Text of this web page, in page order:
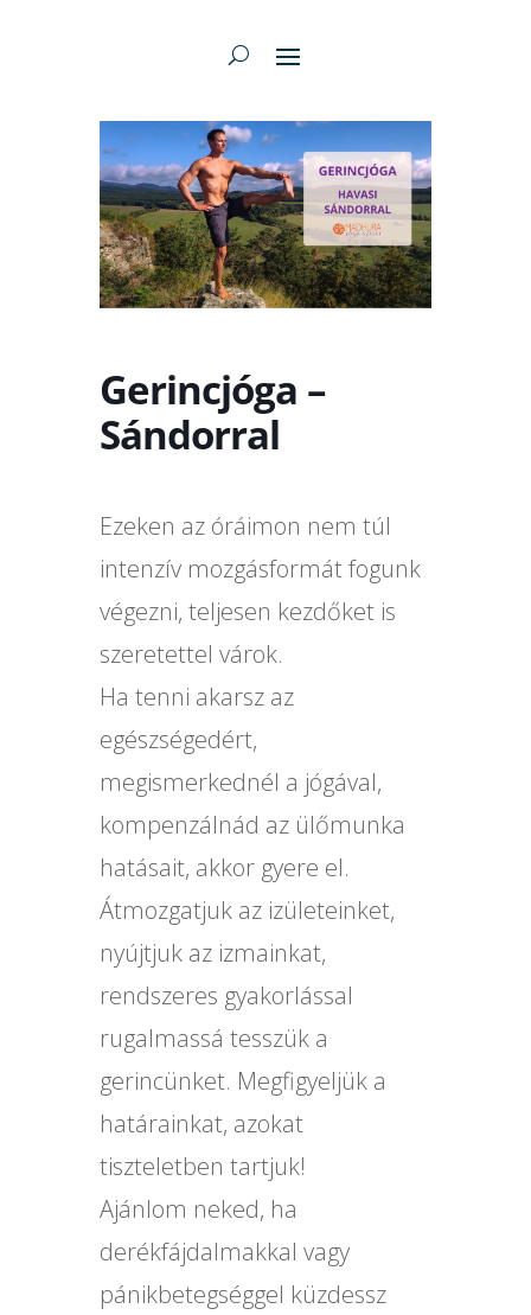
Gerincjóga –
Sándorral
Ezeken az óráimon nem túl
intenzív mozgásformát fogunk
végezni, teljesen kezdőket is
szeretettel várok.
Ha tenni akarsz az
egészségedért,
megismerkednél a jógával,
kompenzálnád az ülőmunka
hatásait, akkor gyere el.
Átmozgatjuk az izületeinket,
nyújtjuk az izmainkat,
rendszeres gyakorlással
rugalmassá tesszük a
gerincünket. Megfigyeljük a
határainkat, azokat
tiszteletben tartjuk!
Ajánlom neked, ha
derékfájdalmakkal vagy
pánikbetegséggel küzdessz